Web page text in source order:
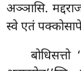
अञ्ञासि.
स्वे एतं